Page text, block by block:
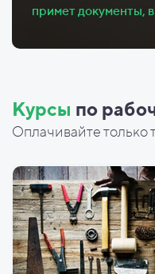
примет документы,
Курсы по
Оплачивайте только